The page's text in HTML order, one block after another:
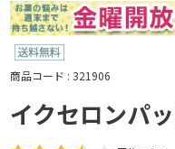
商品コード : 321906
イクセロンパ